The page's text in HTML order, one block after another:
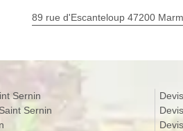
89 rue d'Escanteloup 47200
Sernin
Sernin